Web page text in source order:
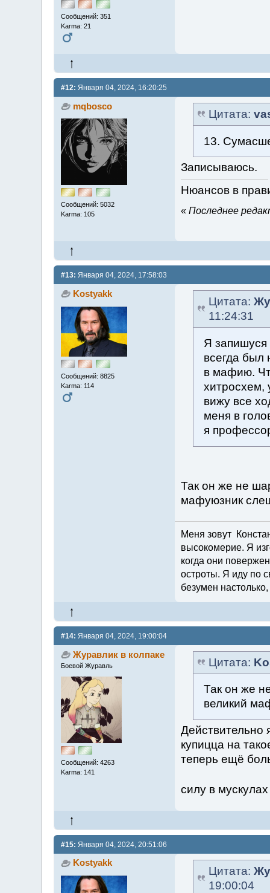
Сообщений: 351
Karma: 21
#12: Января 04, 2024, 16:20:25
mqbosco
Сообщений: 5032
Karma: 105
Цитата:
13.
Записываюсь.
Нюансов в
« Последнее
#13: Января 04, 2024, 17:58:03
Kostyakk
Сообщений: 8825
Karma: 114
Цитата:
11:24:31
Я запишуся
всегда был
в мафию.
хитросхем,
вижу все
меня в
я
Так он же не
мафуюзник
Меня зовут
высокомерие. Я
когда они
остроты. Я иду по
безумен
#14: Января 04, 2024, 19:00:04
Журавлик в колпаке
Боевой Журавль
Сообщений: 4263
Karma: 141
Цитата:
Так он же
великий
Действительно
купицца на
теперь ещё
силу в
#15: Января 04, 2024, 20:51:06
Kostyakk
Цитата:
19:00:04